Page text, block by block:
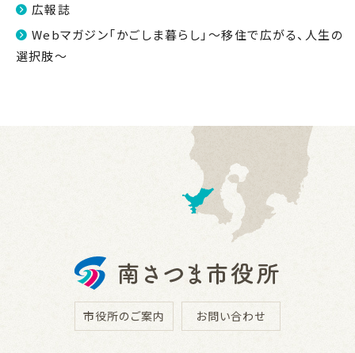
広報誌
Webマガジン「かごしま暮らし」～移住で広がる、人生の
選択肢～
市役所のご案内 お問い合わせ